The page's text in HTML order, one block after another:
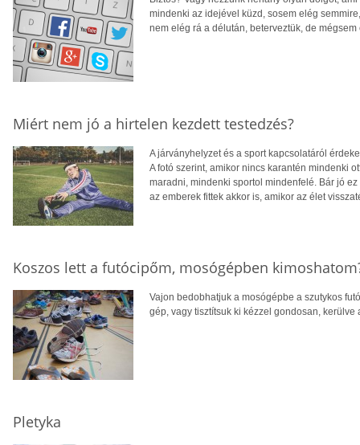
mindenki az idejével küzd, sosem elég
nem elég rá a délután, beterveztük, de
Miért nem jó a hirtelen kezdett testedzés?
A járványhelyzet és a sport kapcsolatáról
A fotó szerint, amikor nincs karantén mindenki
maradni, mindenki sportol mindenfelé. Bár jó
az emberek fittek akkor is, amikor az élet
Koszos lett a futócipőm, mosógépben
Vajon bedobhatjuk a mosógépbe a szutykos
gép, vagy tisztítsuk ki kézzel gondosan,
Pletyka